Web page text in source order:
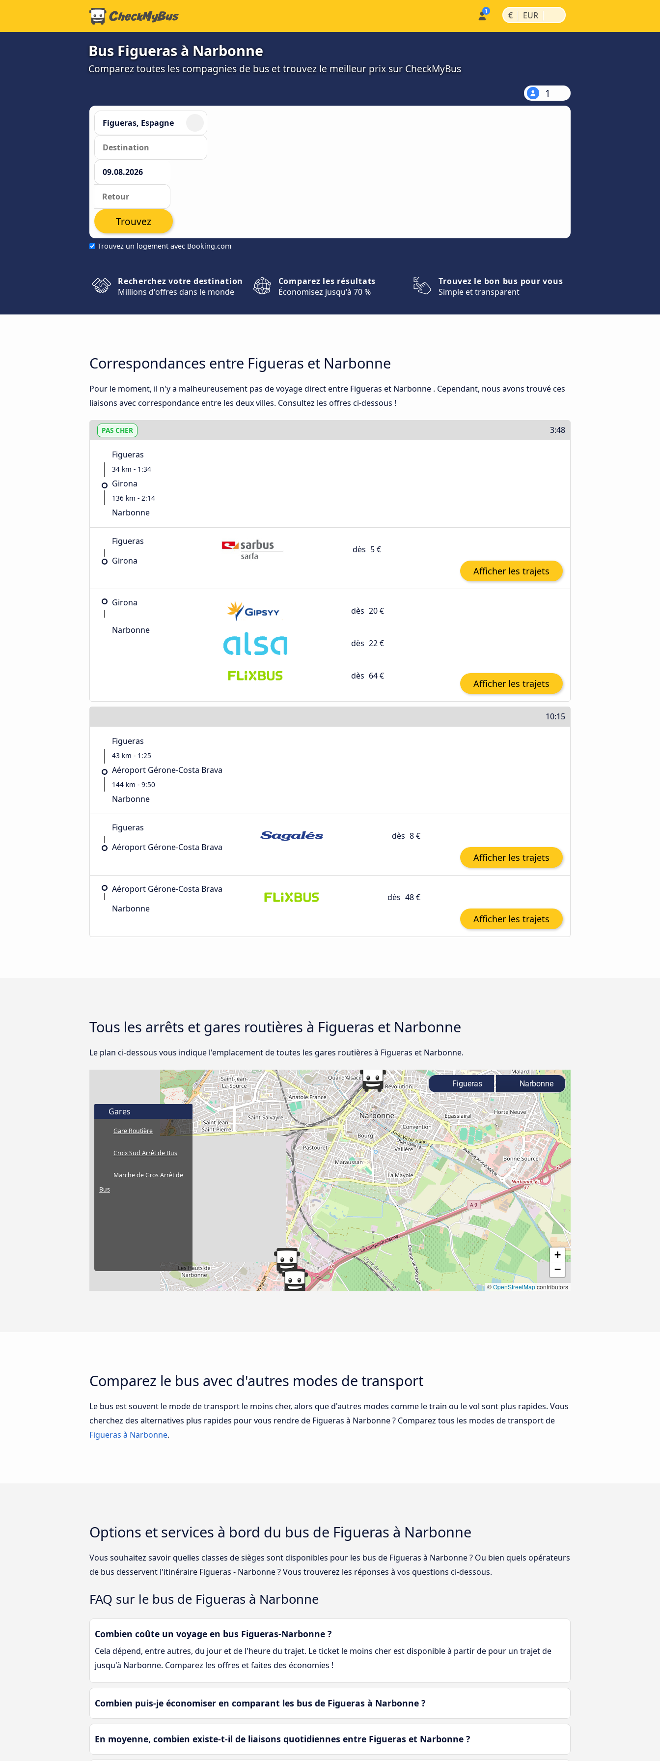
€ | EUR |
Bus Figueras à Narbonne
Comparez toutes les compagnies de bus et trouvez le meilleur prix sur CheckMyBus
1
Trouvez un logement avec Booking.com
Trouvez
Recherchez votre destination
Millions d'offres dans le monde
Comparez les résultats
Économisez jusqu'à 70 %
Trouvez le bon bus pour vous
Simple et transparent
Correspondances entre Figueras et Narbonne
Pour le moment, il n'y a malheureusement pas de voyage direct entre Figueras et Narbonne . Cependant, nous avons trouvé ces
liaisons avec correspondance entre les deux villes. Consultez les offres ci-dessous !
PAS CHER 3:48
Figueras
34 km - 1:34
Girona
136 km - 2:14
Narbonne
Figueras
Girona
dès 5 €
Afficher les trajets
Girona
Narbonne
dès 20 €
dès 22 €
dès 64 €
Afficher les trajets
10:15
Figueras
43 km - 1:25
Aéroport Gérone-Costa Brava
144 km - 9:50
Narbonne
Figueras
Aéroport Gérone-Costa Brava
dès 8 €
Afficher les trajets
Aéroport Gérone-Costa Brava
Narbonne
dès 48 €
Afficher les trajets
Tous les arrêts et gares routières à Figueras et Narbonne
Le plan ci-dessous vous indique l'emplacement de toutes les gares routières à Figueras et Narbonne.
+
−
©OpenStreetMapcontributors
Gares
Gare Routière
Croix Sud Arrêt de Bus
Marche de Gros Arrêt de
Bus
Figueras Narbonne
Comparez le bus avec d'autres modes de transport
Le bus est souvent le mode de transport le moins cher, alors que d'autres modes comme le train ou le vol sont plus rapides. Vous
cherchez des alternatives plus rapides pour vous rendre de Figueras à Narbonne ? Comparez tous les modes de transport de
Figueras à Narbonne.
Options et services à bord du bus de Figueras à Narbonne
Vous souhaitez savoir quelles classes de sièges sont disponibles pour les bus de Figueras à Narbonne ? Ou bien quels opérateurs
de bus desservent l'itinéraire Figueras - Narbonne ? Vous trouverez les réponses à vos questions ci-dessous.
FAQ sur le bus de Figueras à Narbonne
Combien coûte un voyage en bus Figueras-Narbonne ?
Cela dépend, entre autres, du jour et de l'heure du trajet. Le ticket le moins cher est disponible à partir de pour un trajet de
jusqu'à Narbonne. Comparez les offres et faites des économies !
Combien puis-je économiser en comparant les bus de Figueras à Narbonne ?
En moyenne, combien existe-t-il de liaisons quotidiennes entre Figueras et Narbonne ?